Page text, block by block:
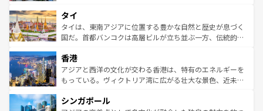
リティに包まれながら、韓国の多彩な魅力を心ゆくまで味
わってみてほしい。 なお、新着の韓国情報はコンテンツ一
覧を参照してほしい。
急速な発展と共に伝統が息づく。ハノイの古い町並みやホ
ーチミン市のフランス統治時代の建物も、独特の雰囲気を
醸し出している。また、バラエティの豊かさとおいしさで
とつ。フォーやバインミー、ベトナムコーヒーなどは、ぜ
ひ現地で味わいたい。どの地域を訪れてもあたたかい人々
が旅行者を迎えてくれるので、きっと忘れられない旅にな
参照してほしい。
タイ
タイは、東南アジアに位置する豊かな自然と歴史が息づく
国だ。首都バンコクは高層ビルが立ち並ぶ一方、伝統的な
の活気が交差している。北部ではチェンマイなどの山岳地
帯で自然と触れ合い、南部ではプーケットやクラビの美し
いビーチでリゾート気分を楽しむことができる。タイ料理
激する。気候は一年中温暖で、どの季節にも異なる楽しみ
香港
アジアと西洋の文化が交わる香港は、特有のエネルギーを
もっている。ヴィクトリア湾に広がる壮大な景色、近未来
み、どこを訪れても感動するはず。観光スポットが密集し
シンガポール